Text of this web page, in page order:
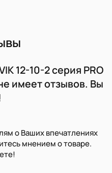
12-10-2 серия PRO
имеет отзывов. Вы
о Ваших впечатлениях
мнением о товаре.